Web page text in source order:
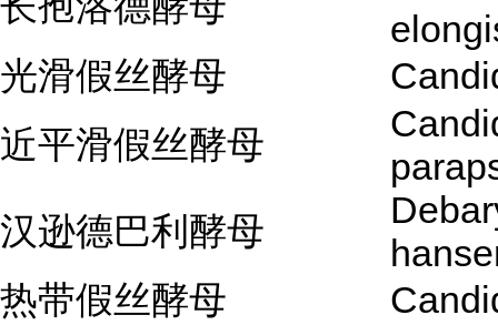
光滑假丝酵母
近平滑假丝酵母
汉逊德巴利酵母
热带假丝酵母